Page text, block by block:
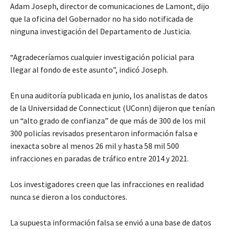
Adam Joseph, director de comunicaciones de Lamont, dijo
que la oficina del Gobernador no ha sido notificada de
ninguna investigación del Departamento de Justicia.
“Agradeceríamos cualquier investigación policial para
llegar al fondo de este asunto”, indicó Joseph.
En una auditoría publicada en junio, los analistas de datos
de la Universidad de Connecticut (UConn) dijeron que tenían
un “alto grado de confianza” de que más de 300 de los mil
300 policías revisados presentaron información falsa e
inexacta sobre al menos 26 mil y hasta 58 mil 500
infracciones en paradas de tráfico entre 2014 y 2021.
Los investigadores creen que las infracciones en realidad
nunca se dieron a los conductores.
La supuesta información falsa se envió a una base de datos